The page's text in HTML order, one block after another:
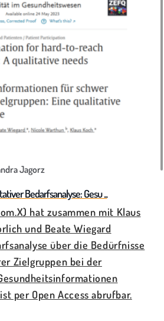
Jagorz
Bedarfsanalyse: Gesu ...
hat zusammen mit Klaus
und Beate Wiegard
über die Bedürfnisse
Zielgruppen bei der
per Open Access abrufbar.